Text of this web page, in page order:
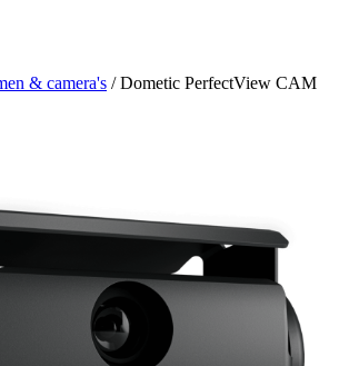
& camera's / Dometic PerfectView CAM